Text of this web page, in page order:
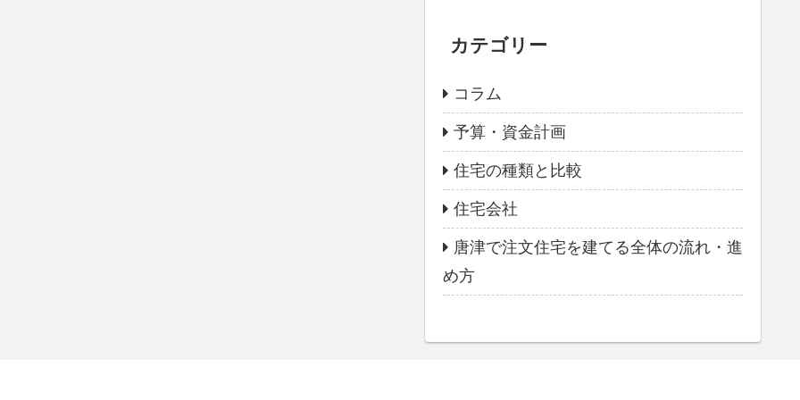
カテゴリー
コラム
予算・資金計画
住宅の種類と比較
住宅会社
唐津で注文住宅を建てる全体の流れ・進
め方